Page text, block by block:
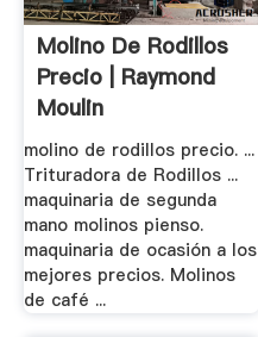
Molino De Rodillos
Precio | Raymond
Moulin
molino de rodillos precio. ...
Trituradora de Rodillos ...
maquinaria de segunda
mano molinos pienso.
maquinaria de ocasión a los
mejores precios. Molinos
de café ...